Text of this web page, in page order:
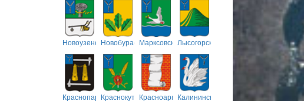
НовоузенскийНовобурасскийМарксовскийЛысогорский
Краснопартизанский
КраснокутскийКрасноармейский
Калининский